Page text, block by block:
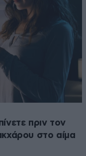
πριν τον
στο αίμα